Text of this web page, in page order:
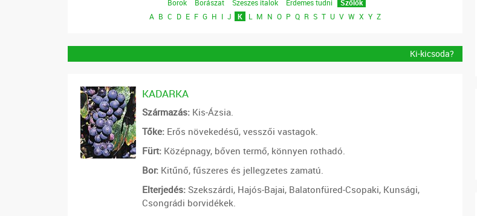
Borok Borászat Szeszes italok Érdemes tudni
Szőlők
A B C D E F G H I J K L M N O P Q R S T U V W X Y Z
Ki-kicsoda?
KADARKA
Származás:Kis-Ázsia.
Tőke:Erős növekedésű, vesszői vastagok.
Fürt:Középnagy, bőven termő, könnyen rothadó.
Bor:Kitűnő, fűszeres és jellegzetes zamatú.
Elterjedés:Szekszárdi, Hajós-Bajai, Balatonfüred-Csopaki, Kunsági,
Csongrádi borvidékek.